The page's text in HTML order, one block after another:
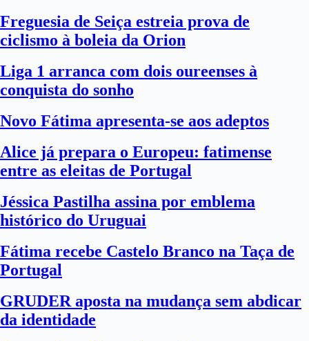
Freguesia de Seiça estreia prova de
ciclismo à boleia da Orion
Liga 1 arranca com dois oureenses à
conquista do sonho
Novo Fátima apresenta-se aos adeptos
Alice já prepara o Europeu: fatimense
entre as eleitas de Portugal
Jéssica Pastilha assina por emblema
histórico do Uruguai
Fátima recebe Castelo Branco na Taça de
Portugal
GRUDER aposta na mudança sem abdicar
da identidade